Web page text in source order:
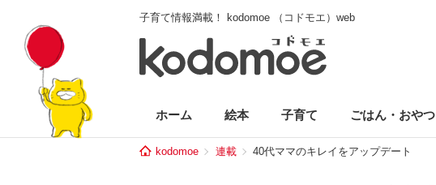
子育て情報満載！ kodomoe （コドモエ）web
ホーム 絵本 子育て ごはん・おやつ
kodomoe 連載 40代ママのキレイをアップデート